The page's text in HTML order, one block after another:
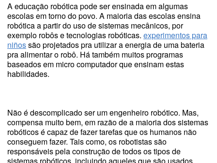
A educação robótica pode ser ensinada em algumas
escolas em torno do povo. A maioria das escolas ensina
robótica a partir do uso de sistemas mecânicos, por
exemplo robôs e tecnologias robóticas. experimentos para
niñossão projetados pra utilizar a energia de uma bateria
pra alimentar o robô. Há também muitos programas
baseados em micro computador que ensinam estas
habilidades.
Não é descomplicado ser um engenheiro robótico. Mas,
compensa muito bem, em razão de a maioria dos sistemas
robóticos é capaz de fazer tarefas que os humanos não
conseguem fazer. Tais como, os robotistas são
responsáveis pela construção de todos os tipos de